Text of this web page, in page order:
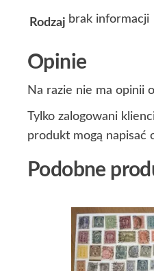
Rodzaj brak informacji
Opinie
Na razie nie ma opinii
Tylko zalogowani
produkt mogą napisać
Podobne